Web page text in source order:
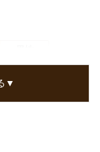
です。
▼